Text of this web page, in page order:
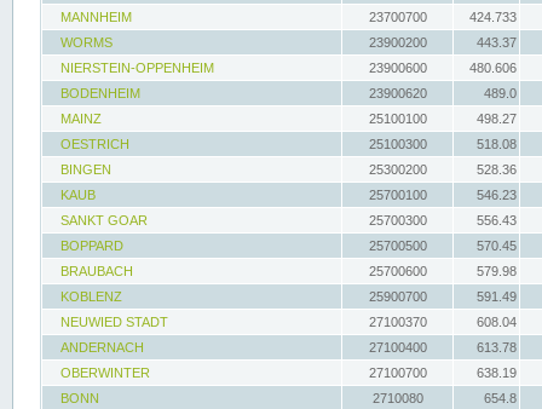
MANNHEIM
23700700
424.733
WORMS
23900200
443.37
NIERSTEIN-OPPENHEIM
23900600
480.606
BODENHEIM
23900620
489.0
MAINZ
25100100
498.27
OESTRICH
25100300
518.08
BINGEN
25300200
528.36
KAUB
25700100
546.23
SANKT GOAR
25700300
556.43
BOPPARD
25700500
570.45
BRAUBACH
25700600
579.98
KOBLENZ
25900700
591.49
NEUWIED STADT
27100370
608.04
ANDERNACH
27100400
613.78
OBERWINTER
27100700
638.19
BONN
2710080
654.8